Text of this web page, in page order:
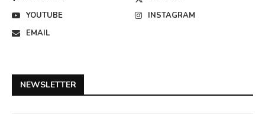
YOUTUBE
INSTAGRAM
EMAIL
NEWSLETTER